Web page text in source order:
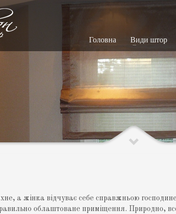
Головна Види штор
а жінка відчуває себе справжньою
облаштоване приміщення. Природно,